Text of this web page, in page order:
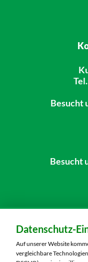
Besucht
Besucht
Datenschutz-
Auf unserer Website
vergleichbare